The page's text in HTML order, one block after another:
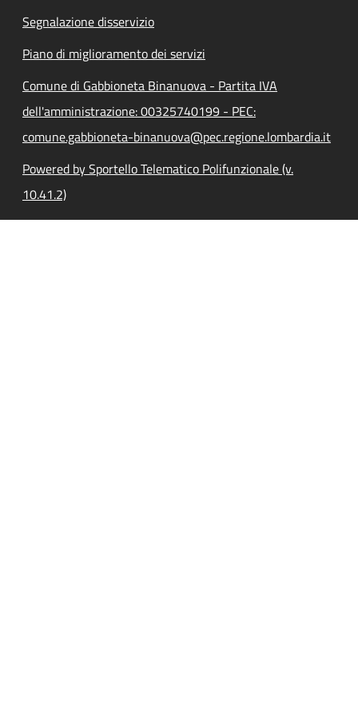
Segnalazione disservizio
Piano di miglioramento dei servizi
Comune di Gabbioneta Binanuova - Partita IVA
dell'amministrazione: 00325740199 - PEC:
comune.gabbioneta-binanuova@pec.regione.lombardia.it
Powered by Sportello Telematico Polifunzionale (v.
10.41.2)